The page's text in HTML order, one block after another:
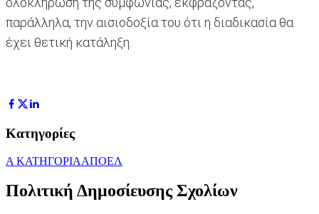
παράλληλα, την αισιοδοξία του ότι η διαδικασία θα
έχει θετική κατάληξη.
Κατηγορίες
Α ΚΑΤΗΓΟΡΙΑΑΠΟΕΛ
Πολιτική Δημοσίευσης Σχολίων